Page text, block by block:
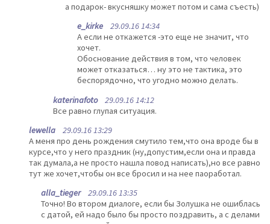
а подарок- вкусняшку может потом и сама съесть)
e_kirke 29.09.16 14:34
А если не откажется -это еще не значит, что
хочет.
Обоснование действия в том, что человек
может отказаться… ну это не тактика, это
беспорядочно, что угодно можно делать.
katerinafoto29.09.16 14:12
Все равно глупая ситуация.
lewella 29.09.16 13:29
А меня про день рождения смутило тем,что она вроде бы в
курсе,что у него праздник (ну,допустим,если она и правда
так думала,а не просто нашла повод написать),но все равно
тут же хочет,чтобы он все бросил и на нее паоработал.
alla_tieger29.09.16 13:35
Точно! Во втором диалоге, если бы Золушка не ошиблась
с датой, ей надо было бы просто поздравить, а с делами